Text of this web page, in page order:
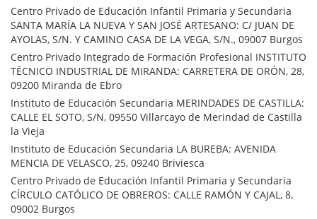
Centro Privado de Educación Infantil Primaria y Secundaria
SANTA MARÍA LA NUEVA Y SAN JOSÉ ARTESANO: C/ JUAN DE
AYOLAS, S/N. Y CAMINO CASA DE LA VEGA, S/N., 09007 Burgos
Centro Privado Integrado de Formación Profesional INSTITUTO
TÉCNICO INDUSTRIAL DE MIRANDA: CARRETERA DE ORÓN, 28,
09200 Miranda de Ebro
Instituto de Educación Secundaria MERINDADES DE CASTILLA:
CALLE EL SOTO, S/N, 09550 Villarcayo de Merindad de Castilla
la Vieja
Instituto de Educación Secundaria LA BUREBA: AVENIDA
MENCIA DE VELASCO, 25, 09240 Briviesca
Centro Privado de Educación Infantil Primaria y Secundaria
CÍRCULO CATÓLICO DE OBREROS: CALLE RAMÓN Y CAJAL, 8,
09002 Burgos